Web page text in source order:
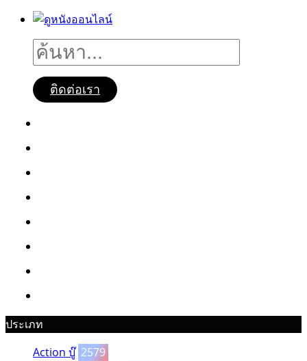
ติดต่อเรา
ประเภท
Action บู๊ 2579